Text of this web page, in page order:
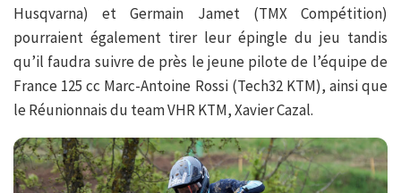
Husqvarna) et Germain Jamet (TMX Compétition)
pourraient également tirer leur épingle du jeu tandis
qu’il faudra suivre de près le jeune pilote de l’équipe de
France 125 cc Marc-Antoine Rossi (Tech32 KTM), ainsi que
le Réunionnais du team VHR KTM, Xavier Cazal.